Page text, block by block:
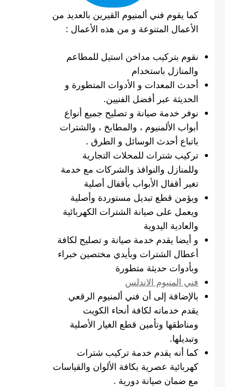
كما يقوم فني ألمنيوم القيرين بالعديد من
الأعمال المتنوعة و من هذه الأعمال :
نقوم بتركيب مداخن استيل للمطاعم
والمنازل باستخدام
أحدث المعدات و الأدوات المتطورة و
الحديثة عبر أفضل الفنيين.
نوفر خدمة صيانة و تصليح جميع أنواع
أبواب الألمنيوم ، والمطابخ ، والشترات
باتباع أحدث الوسائل و الطرق .
تركيب شترات للمحلات التجارية
وللمنازل والنوافذ والشركات مع خدمة
تغير أقفال الأبواب بأقفال أصلية
ويؤمن قطع تبديل مستوردة وأصلية
ويعمل على صيانة الشترات الكهربائية
والعادية اليدوية
و أيضا يقدم خدمة صيانة و تصليح لكافة
أعطال الشترات وبأيدي مختصين خبراء
وبأدوات حديثة متطورة
فني المنيوم الاندلس
بالإضافة إلى أن فني ألمنيوم الرقعي
يقدم خدماته لكافة أنحاء الكويت
ومناطقها وتأمين قطع الغيار الأصلية
وتبديلها.
كما أنه يقدم خدمة تركيب شترات
كهربائية عصرية بكافة الألوان والقياسات
مع ضمان صيانة دورية .